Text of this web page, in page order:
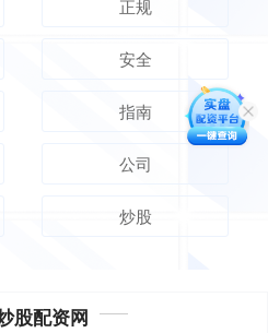
正规
安全
指南
公司
炒股
股配资网